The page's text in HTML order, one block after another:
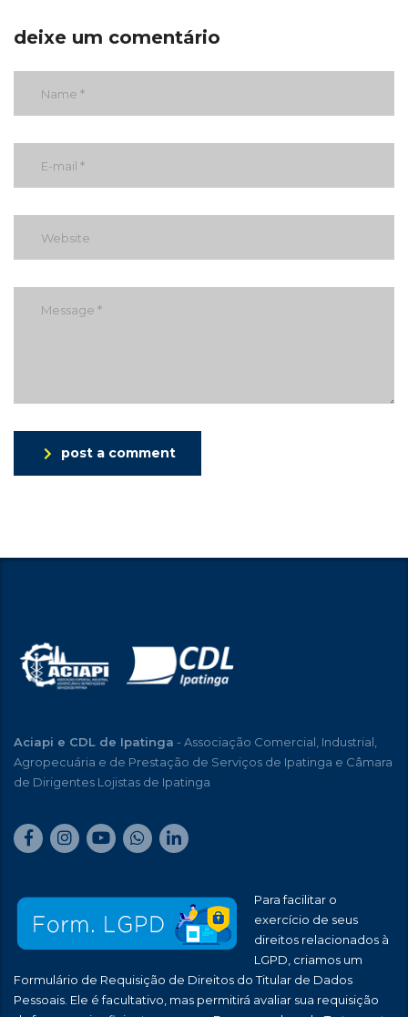
deixe um comentário
post a comment
Aciapi e CDL de Ipatinga - Associação Comercial, Industrial,
Agropecuária e de Prestação de Serviços de Ipatinga e Câmara
de Dirigentes Lojistas de Ipatinga
Para facilitar o
exercício de seus
direitos relacionados à
LGPD, criamos um
Formulário de Requisição de Direitos do Titular de Dados
Pessoais. Ele é facultativo, mas permitirá avaliar sua requisição